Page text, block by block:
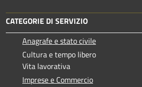
CATEGORIE DI SERVIZIO
Anagrafe e stato civile
Cultura e tempo libero
Vita lavorativa
Imprese e Commercio